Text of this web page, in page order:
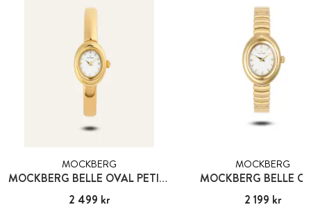
MOCKBERG
MOCKBERG BELLE OVAL PETITE BANGLE WATCH SMALL
Pris :2 499 kr
2 499 kr
MOCKBERG
MOCKBERG BELLE
Pris :2 199 kr
2 199 kr